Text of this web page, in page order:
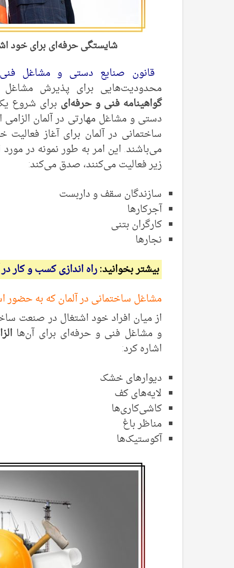
شایستگی حرفه‌ای برای خود
قانون صنایع دستی و مشاغل فنی
محدودیت‌هایی برای پذیرش مشاغل
گواهینامه فنی و حرفه‌ای برای شروع
زیر فعالیت می‌کنند، صدق می‌کند:
سازندگان سقف و داربست‌
آجرکارها
کارگران بتنی
نجارها
بیشتر بخوانید:راه اندازی کسب و کار
مشاغل ساختمانی در آلمان که به حضور
و مشاغل فنی و حرفه‌ای برای آن‌ها
اشاره کرد:
دیوارهای خشک
لایه‌های کف
کاشی‌کاری‌ها
مناظر باغ‌
آکوستیک‌‌ها